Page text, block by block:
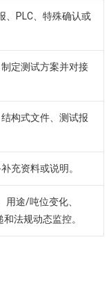
、PLC、特殊确认或
定测试方案并对接
构式文件、测试报
充资料或说明。
用途/吨位变化、
法规动态监控。